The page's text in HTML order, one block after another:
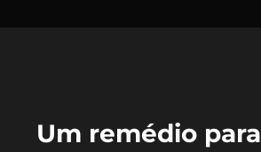
Um remédio para